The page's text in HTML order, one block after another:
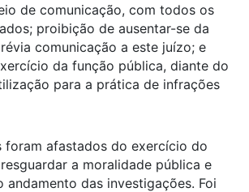
de comunicação, com todos os
proibição de ausentar-se da
comunicação a este juízo; e
da função pública, diante do
para a prática de infrações
foram afastados do exercício do
a moralidade pública e
andamento das investigações. Foi